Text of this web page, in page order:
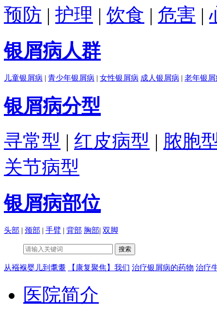
预防 | 护理 | 饮食 | 危害 |
银屑病人群
儿童银屑病 | 青少年银屑病 | 女性银屑病 成人银屑病 | 老年银屑
银屑病分型
寻常型 | 红皮病型 | 脓胞
关节病型
银屑病部位
头部 | 颈部 | 手臂 | 背部 胸部| 双脚
从襁褓婴儿到耄耋 【康复聚焦】我们 治疗银屑病的药物 治疗
医院简介